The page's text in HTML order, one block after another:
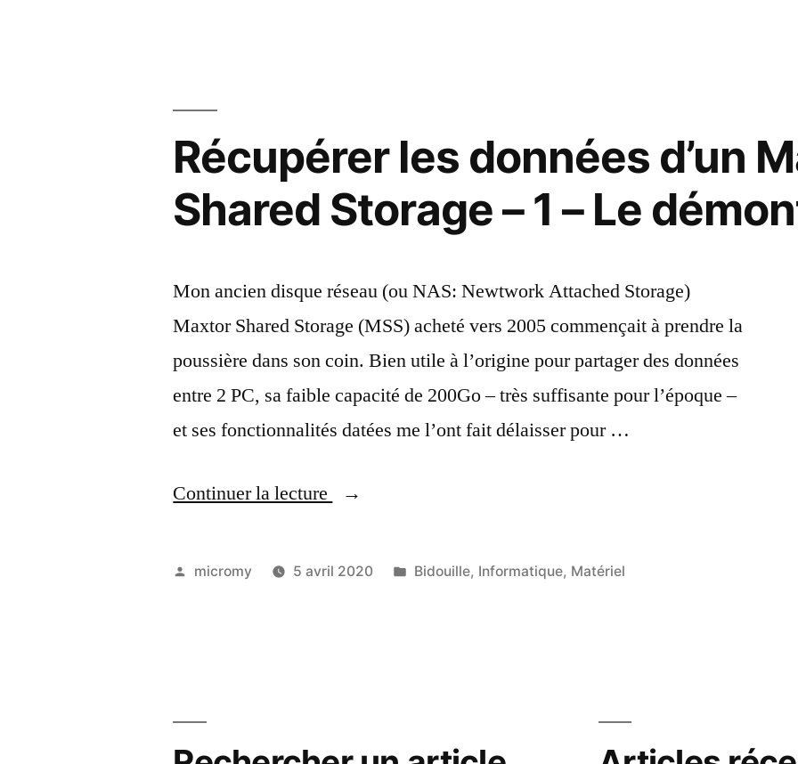
–
2
–
récupération
des
données »
Récupérer les données d’un
Shared Storage – 1 – Le
Mon ancien disque réseau (ou NAS: Newtwork Attached Storage)
Maxtor Shared Storage (MSS) acheté vers 2005 commençait à prendre la
poussière dans son coin. Bien utile à l’origine pour partager des données
entre 2 PC, sa faible capacité de 200Go – très suffisante pour l’époque –
et ses fonctionnalités datées me l’ont fait délaisser pour …
Continuer la lecture
« Récupérer
données
Publié
micromy 5 avril 2020
Publié
Bidouille, Informatique, Matériel